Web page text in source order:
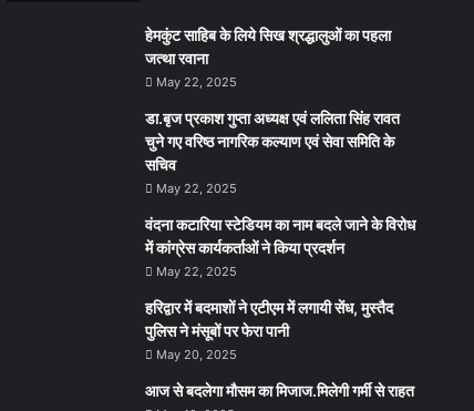
हेमकुंट साहिब के लिये सिख श्रद्धालुओं का पहला
जत्था रवाना
May 22, 2025
डा.बृज प्रकाश गुप्ता अध्यक्ष एवं ललिता सिंह रावत
चुने गए वरिष्ठ नागरिक कल्याण एवं सेवा समिति के
सचिव
May 22, 2025
वंदना कटारिया स्टेडियम का नाम बदले जाने के विरोध
में कांग्रेस कार्यकर्ताओं ने किया प्रदर्शन
May 22, 2025
हरिद्वार में बदमाशों ने एटीएम में लगायी सेंध, मुस्तैद
पुलिस ने मंसूबों पर फेरा पानी
May 20, 2025
आज से बदलेगा मौसम का मिजाज.मिलेगी गर्मी से राहत